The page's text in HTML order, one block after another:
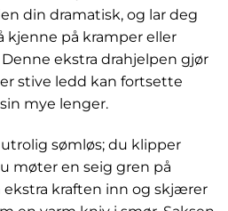
din dramatisk, og lar deg
kjenne på kramper eller
ekstra drahjelpen gjør
stive ledd kan fortsette
mye lenger.
sømløs; du klipper
møter en seig gren på
ekstra kraften inn og skjærer